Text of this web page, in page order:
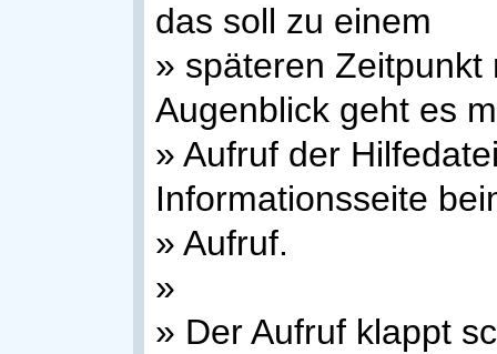
das soll zu einem
» späteren
Augenblick geht es
» Aufruf der
Informationsseite
» Aufruf.
»
» Der Aufruf klappt